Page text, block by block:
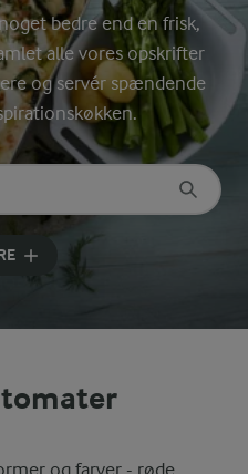
bedre end en frisk,
alle vores opskrifter
og servér spændende